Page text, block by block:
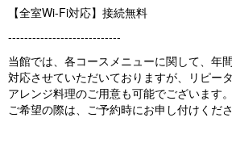
【全室Wi-Fi対応】接続無料
----------------------------
当館では、各コースメニューに関して、年
対応させていただいておりますが、リピータ
アレンジ料理のご用意も可能でございます。
ご希望の際は、ご予約時にお申し付けくださ